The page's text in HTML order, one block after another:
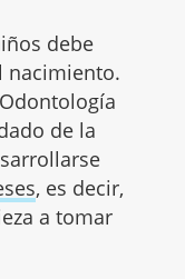
debe
nacimiento.
de la
, es decir,
a tomar